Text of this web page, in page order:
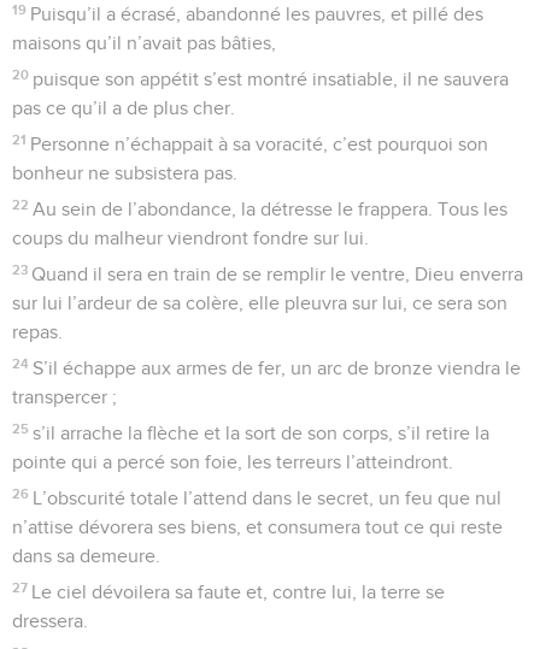
19 Puisqu’il a écrasé, abandonné les pauvres, et pillé des
maisons qu’il n’avait pas bâties,
20 puisque son appétit s’est montré insatiable, il ne sauvera
pas ce qu’il a de plus cher.
21 Personne n’échappait à sa voracité, c’est pourquoi son
bonheur ne subsistera pas.
22 Au sein de l’abondance, la détresse le frappera. Tous les
coups du malheur viendront fondre sur lui.
23 Quand il sera en train de se remplir le ventre, Dieu enverra
sur lui l’ardeur de sa colère, elle pleuvra sur lui, ce sera son
repas.
24 S’il échappe aux armes de fer, un arc de bronze viendra le
transpercer ;
25 s’il arrache la flèche et la sort de son corps, s’il retire la
pointe qui a percé son foie, les terreurs l’atteindront.
26 L’obscurité totale l’attend dans le secret, un feu que nul
n’attise dévorera ses biens, et consumera tout ce qui reste
dans sa demeure.
27 Le ciel dévoilera sa faute et, contre lui, la terre se
dressera.